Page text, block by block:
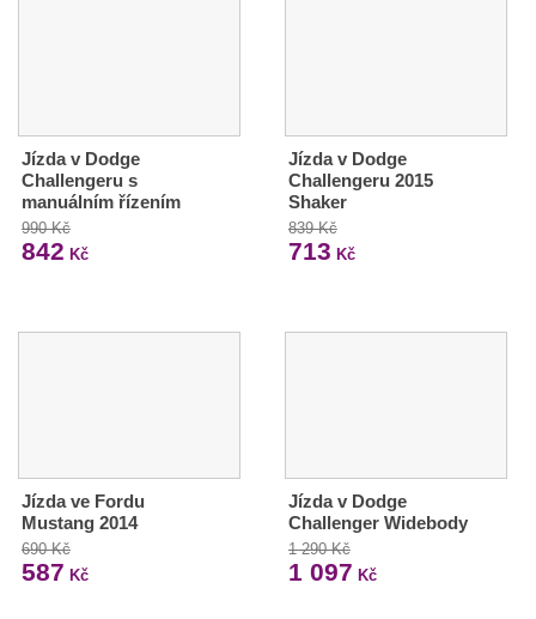
Jízda v Dodge
Challengeru s
manuálním řízením
990 Kč
842 Kč
Jízda v Dodge
Challengeru 2015
Shaker
839 Kč
713 Kč
Jízda ve Fordu
Mustang 2014
690 Kč
587 Kč
Jízda v Dodge
Challenger Widebody
1 290 Kč
1 097 Kč